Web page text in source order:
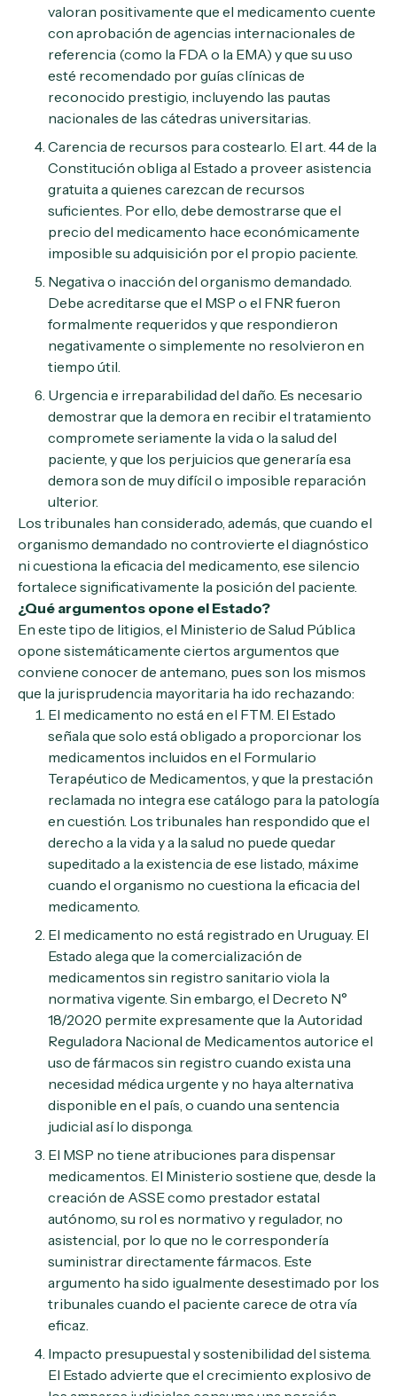
valoran positivamente que el medicamento cuente
con aprobación de agencias internacionales de
referencia (como la FDA o la EMA) y que su uso
esté recomendado por guías clínicas de
reconocido prestigio, incluyendo las pautas
nacionales de las cátedras universitarias.
Carencia de recursos para costearlo. El art. 44 de la
Constitución obliga al Estado a proveer asistencia
gratuita a quienes carezcan de recursos
suficientes. Por ello, debe demostrarse que el
precio del medicamento hace económicamente
imposible su adquisición por el propio paciente.
Negativa o inacción del organismo demandado.
Debe acreditarse que el MSP o el FNR fueron
formalmente requeridos y que respondieron
negativamente o simplemente no resolvieron en
tiempo útil.
Urgencia e irreparabilidad del daño. Es necesario
demostrar que la demora en recibir el tratamiento
compromete seriamente la vida o la salud del
paciente, y que los perjuicios que generaría esa
demora son de muy difícil o imposible reparación
ulterior.
Los tribunales han considerado, además, que cuando el
organismo demandado no controvierte el diagnóstico
ni cuestiona la eficacia del medicamento, ese silencio
fortalece significativamente la posición del paciente.
¿Qué argumentos opone el Estado?
En este tipo de litigios, el Ministerio de Salud Pública
opone sistemáticamente ciertos argumentos que
conviene conocer de antemano, pues son los mismos
que la jurisprudencia mayoritaria ha ido rechazando:
El medicamento no está en el FTM. El Estado
señala que solo está obligado a proporcionar los
medicamentos incluidos en el Formulario
Terapéutico de Medicamentos, y que la prestación
reclamada no integra ese catálogo para la patología
en cuestión. Los tribunales han respondido que el
derecho a la vida y a la salud no puede quedar
supeditado a la existencia de ese listado, máxime
cuando el organismo no cuestiona la eficacia del
medicamento.
El medicamento no está registrado en Uruguay. El
Estado alega que la comercialización de
medicamentos sin registro sanitario viola la
normativa vigente. Sin embargo, el Decreto N°
18/2020 permite expresamente que la Autoridad
Reguladora Nacional de Medicamentos autorice el
uso de fármacos sin registro cuando exista una
necesidad médica urgente y no haya alternativa
disponible en el país, o cuando una sentencia
judicial así lo disponga.
El MSP no tiene atribuciones para dispensar
medicamentos. El Ministerio sostiene que, desde la
creación de ASSE como prestador estatal
autónomo, su rol es normativo y regulador, no
asistencial, por lo que no le correspondería
suministrar directamente fármacos. Este
argumento ha sido igualmente desestimado por los
tribunales cuando el paciente carece de otra vía
eficaz.
Impacto presupuestal y sostenibilidad del sistema.
El Estado advierte que el crecimiento explosivo de